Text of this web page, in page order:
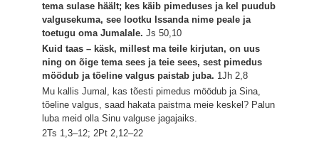
tema sulase häält; kes käib pimeduses ja kel puudub
valgusekuma, see lootku Issanda nime peale ja
toetugu oma Jumalale.Js 50,10
Kuid taas – käsk, millest ma teile kirjutan, on uus
ning on õige tema sees ja teie sees, sest pimedus
möödub ja tõeline valgus paistab juba. 1Jh 2,8
Mu kallis Jumal, kas tõesti pimedus möödub ja Sina,
tõeline valgus, saad hakata paistma meie keskel? Palun
luba meid olla Sinu valguse jagajaiks.
2Ts 1,3–12; 2Pt 2,12–22